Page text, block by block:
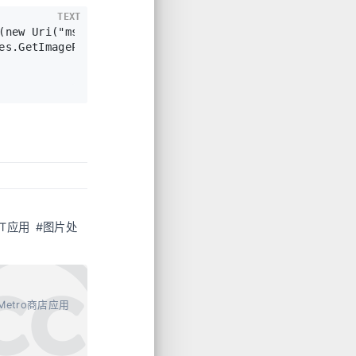
Uri("ms-appx:///Assets/test.jpg",
TEXT
应用 #图片处
商店应用